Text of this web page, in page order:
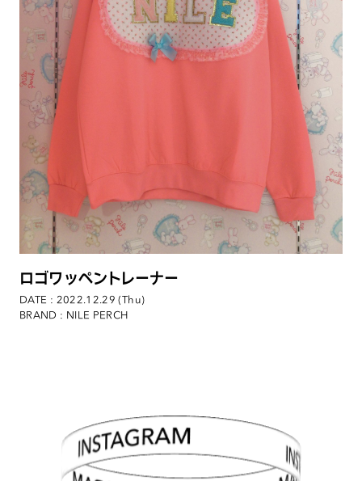
ロゴワッペントレーナー
DATE : 2022.12.29 (Thu)
BRAND : NILE PERCH
INSTAGRAM